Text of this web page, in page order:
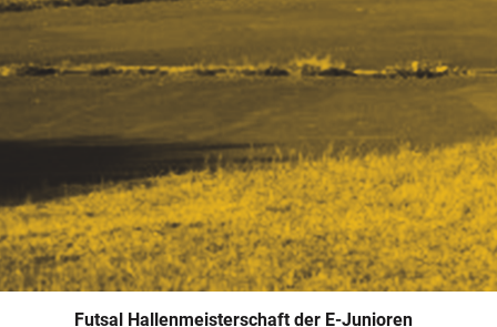
Futsal Hallenmeisterschaft der E-Junioren